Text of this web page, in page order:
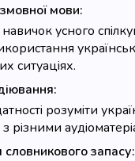
мови:
усного
ситуаціях.
розуміти
різними
запасу: